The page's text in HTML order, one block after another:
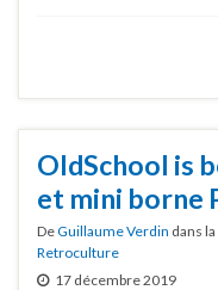
OldSchool is
et mini borne
DeGuillaume Verdin dans
Retroculture
17 décembre 2019